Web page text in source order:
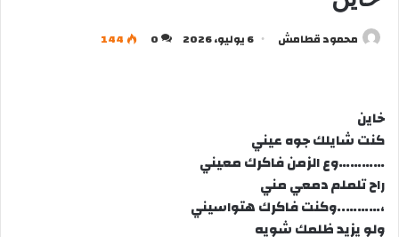
محمود قطامش 6 يوليو، 2026 0
144
خاين
كنت شايلك جوه عيني
…………وع الزمن فاكرك معيني
راح تلملم دمعي مني
،………..وكنت فاكرك هتواسيني
ولو يزيد ظلمك شويه